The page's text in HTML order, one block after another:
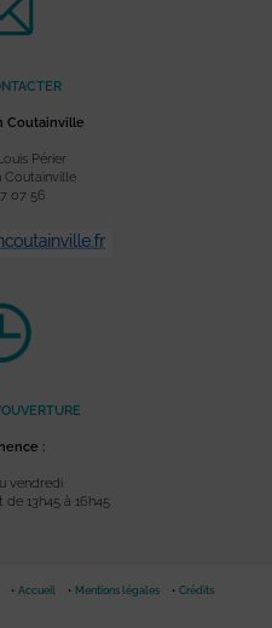
Coutainville
Périer
Coutainville
07 56
:
vendredi
de 13h45 à 16h45
Accueil Mentions légales Crédits